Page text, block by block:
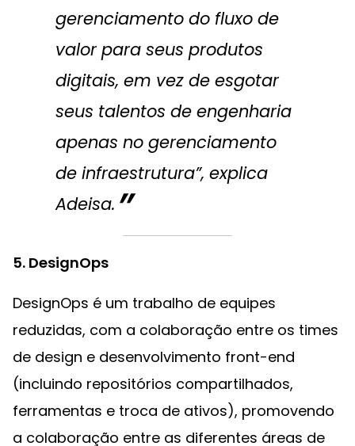
gerenciamento do fluxo de
valor para seus produtos
digitais, em vez de esgotar
seus talentos de engenharia
apenas no gerenciamento
de infraestrutura”, explica
Adeisa.
5. DesignOps
DesignOps é um trabalho de equipes
reduzidas, com a colaboração entre os times
de design e desenvolvimento front-end
(incluindo repositórios compartilhados,
ferramentas e troca de ativos), promovendo
a colaboração entre as diferentes áreas de